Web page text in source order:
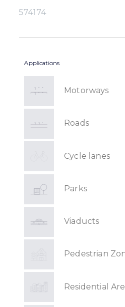
574174
Applications
Motorways
Roads
Cycle lanes
Parks
Viaducts
Pedestrian
Residential